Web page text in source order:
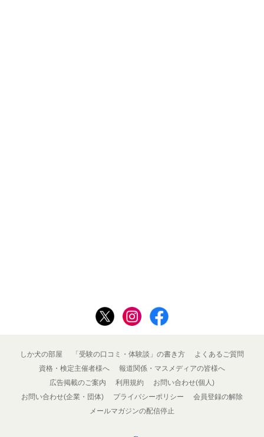
しか犬の部屋 「受験の口コミ・体験談」の書き方
よくあるご質問
資格・検定主催者様へ
報道関係・マスメディアの皆様へ
広告掲載のご案内
利用規約
お問い合わせ(個人)
お問い合わせ(企業・団体)
プライバシーポリシー
会員登録の解除
メールマガジンの配信停止